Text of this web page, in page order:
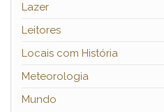
Lazer
Leitores
Locais com História
Meteorologia
Mundo